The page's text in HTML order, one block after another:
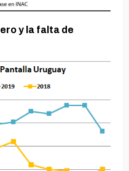
y la falta de